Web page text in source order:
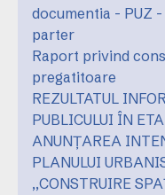
documentia - PUZ
parter
Raport privind
pregatitoare
REZULTATUL
PUBLICULUI ÎN
ANUNȚAREA
PLANULUI
,,CONSTRUIRE